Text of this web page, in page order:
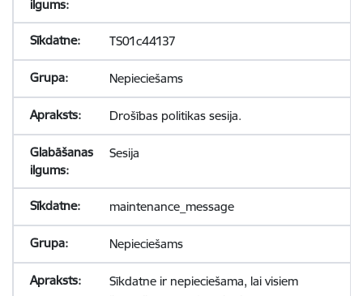
TS01c44137
Nepieciešams
Drošības politikas sesija.
Sesija
maintenance_message
Nepieciešams
Sīkdatne ir nepieciešama, lai visiem